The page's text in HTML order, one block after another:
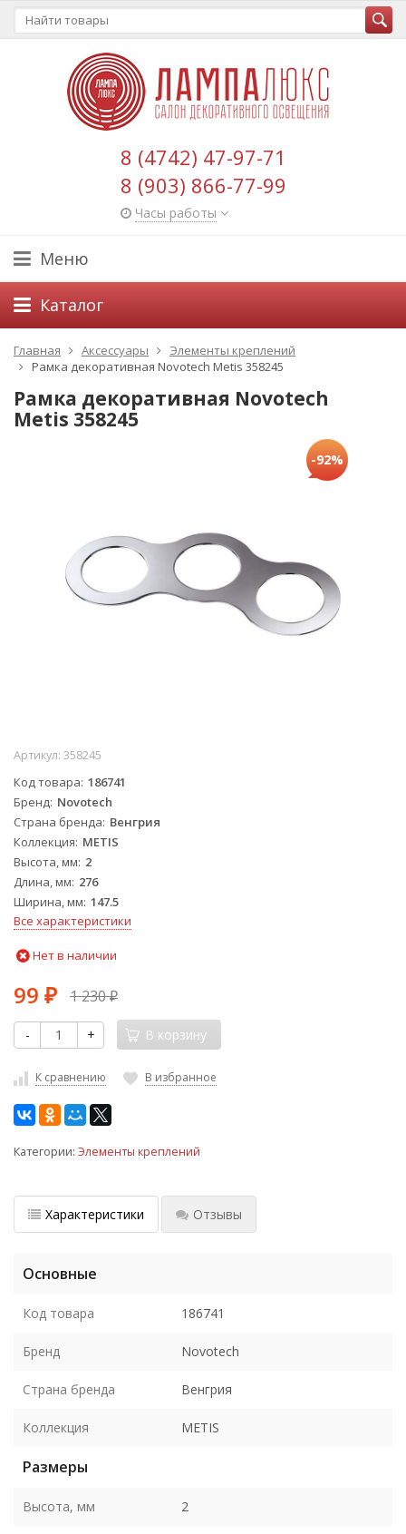
8 (4742) 47-97-71
8 (903) 866-77-99
Часы работы
Меню
Каталог
Главная Аксессуары
Элементы креплений
Рамка декоративная Novotech Metis 358245
Рамка декоративная Novotech
Metis 358245
-92%
Артикул: 358245
Код товара 186741
Бренд Novotech
Страна бренда Венгрия
Коллекция METIS
Высота, мм 2
Длина, мм 276
Ширина, мм 147.5
Все характеристики
Нет в наличии
99 ₽ 1 230₽
- + В корзину
К сравнению В избранное
Категории: Элементы креплений
Характеристики Отзывы
Основные
Код товара 186741
Бренд Novotech
Страна бренда Венгрия
Коллекция METIS
Размеры
Высота, мм 2